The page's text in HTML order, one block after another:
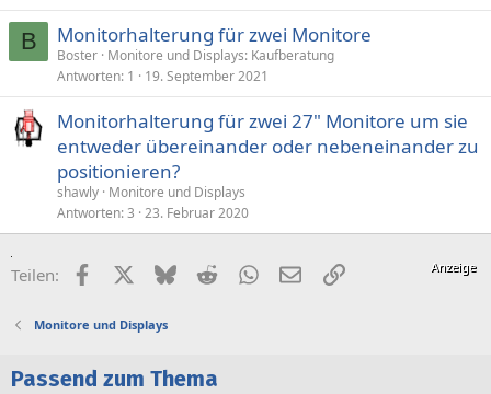
B Monitorhalterung für zwei Monitore
Boster Monitore und Displays: Kaufberatung
Antworten 1 19. September 2021
Monitorhalterung für zwei 27" Monitore um sie
entweder übereinander oder nebeneinander zu
positionieren?
shawly Monitore und Displays
Antworten 3 23. Februar 2020
Teilen: FacebookX (Twitter)
BlueskyRedditWhatsApp
E-MailLink
Monitore und Displays
Passend zum Thema